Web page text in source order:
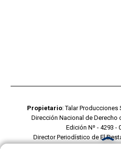
Propietario: Talar Producciones
Dirección Nacional de Derecho
Edición Nº - 4293 -
Director Periodístico de El